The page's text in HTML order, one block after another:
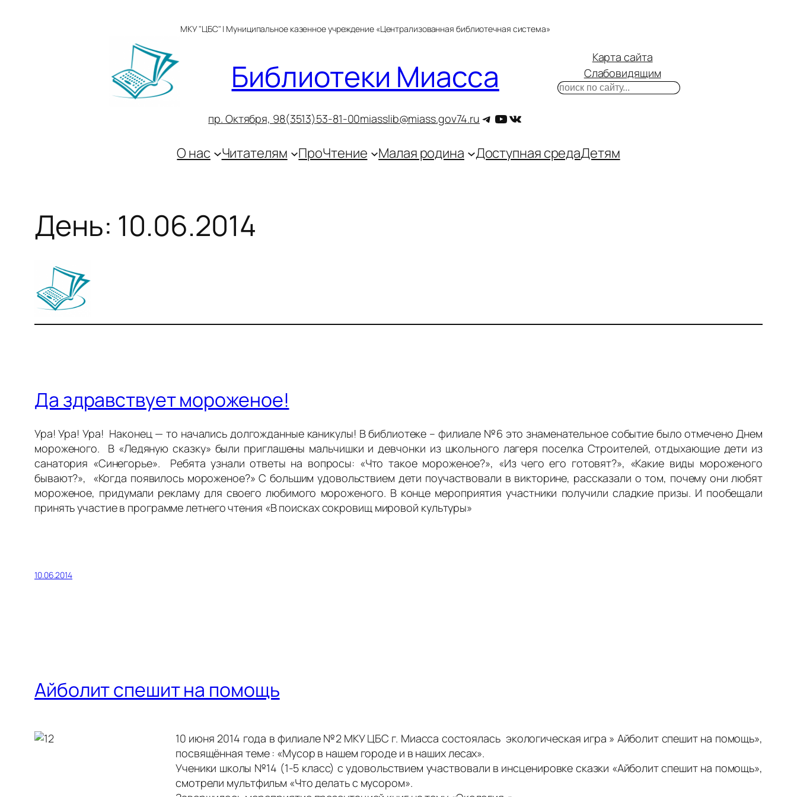
МКУ "ЦБС" | Муниципальное казенное учреждение «Централизованная библиотечная система»
Библиотеки Миасса
пр. Октября, 98(3513)53-81-00miasslib@miass.gov74.ru Telegram
YouTube
ВКонтакте
Карта сайта
Слабовидящим
Поиск
О нас Читателям ПроЧтение Малая родина Доступная средаДетям
День: 10.06.2014
Да здравствует мороженое!
Ура! Ура! Ура! Наконец — то начались долгожданные каникулы! В библиотеке – филиале №6 это знаменательное событие было отмечено Днем
мороженого. В «Ледяную сказку» были приглашены мальчишки и девчонки из школьного лагеря поселка Строителей, отдыхающие дети из
санатория «Синегорье». Ребята узнали ответы на вопросы: «Что такое мороженое?», «Из чего его готовят?», «Какие виды мороженого
бывают?», «Когда появилось мороженое?» С большим удовольствием дети поучаствовали в викторине, рассказали о том, почему они любят
мороженое, придумали рекламу для своего любимого мороженого. В конце мероприятия участники получили сладкие призы. И пообещали
принять участие в программе летнего чтения «В поисках сокровищ мировой культуры»
10.06.2014
Айболит спешит на помощь
10 июня 2014 года в филиале №2 МКУ ЦБС г. Миасса состоялась экологическая игра » Айболит спешит на помощь»,
посвящённая теме : «Мусор в нашем городе и в наших лесах».
Ученики школы №14 (1-5 класс) с удовольствием участвовали в инсценировке сказки «Айболит спешит на помощь»,
смотрели мультфильм «Что делать с мусором».